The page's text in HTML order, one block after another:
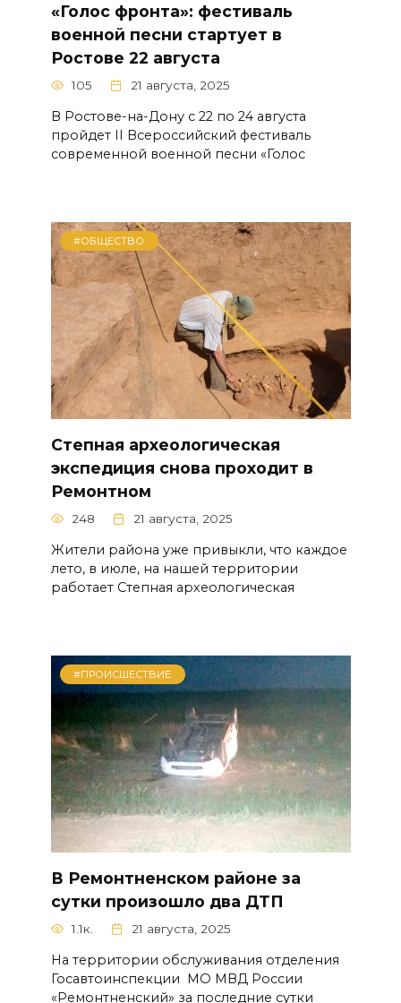
«Голос фронта»: фестиваль
военной песни стартует в
Ростове 22 августа
105 21 августа, 2025
В Ростове-на-Дону с 22 по 24 августа
пройдет II Всероссийский фестиваль
современной военной песни «Голос
#ОБЩЕСТВО
Степная археологическая
экспедиция снова проходит в
Ремонтном
248 21 августа, 2025
Жители района уже привыкли, что каждое
лето, в июле, на нашей территории
работает Степная археологическая
#ПРОИСШЕСТВИЕ
В Ремонтненском районе за
сутки произошло два ДТП
1.1к. 21 августа, 2025
На территории обслуживания отделения
Госавтоинспекции МО МВД России
«Ремонтненский» за последние сутки